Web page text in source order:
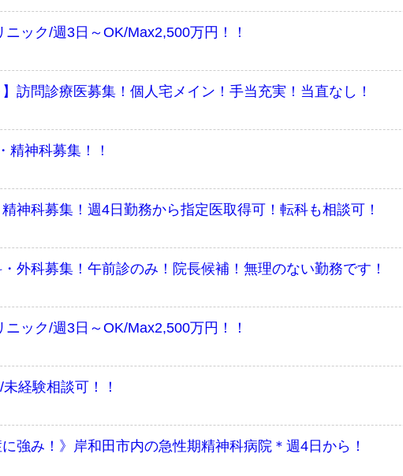
ック/週3日～OK/Max2,500万円！！
訪問診療医募集！個人宅メイン！手当充実！当直なし！
精神科募集！！
神科募集！週4日勤務から指定医取得可！転科も相談可！
外科募集！午前診のみ！院長候補！無理のない勤務です！
ック/週3日～OK/Max2,500万円！！
経験相談可！！
強み！》岸和田市内の急性期精神科病院＊週4日から！